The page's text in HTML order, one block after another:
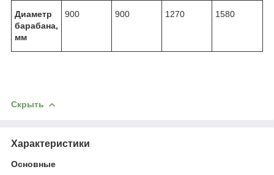
Диаметр
барабана,
мм
900 900 1270 1580
Скрыть
Характеристики
Основные